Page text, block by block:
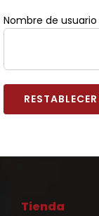
Nombre de
Tienda